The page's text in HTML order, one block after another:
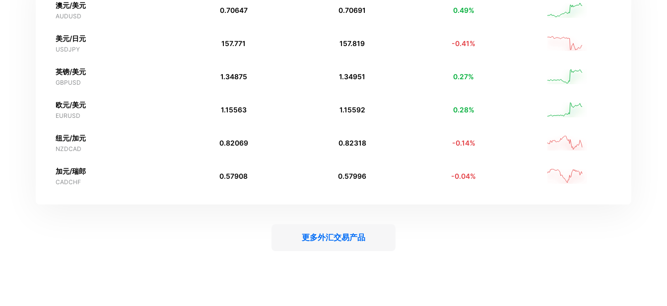
澳元/美元
AUDUSD
0.70647 0.70691 0.49%
美元/日元
USDJPY
157.771 157.819 -0.41%
英镑/美元
GBPUSD
1.34875 1.34951 0.27%
欧元/美元
EURUSD
1.15563 1.15592 0.28%
纽元/加元
NZDCAD
0.82069 0.82318 -0.14%
加元/瑞郎
CADCHF
0.57908 0.57996 -0.04%
更多外汇交易产品